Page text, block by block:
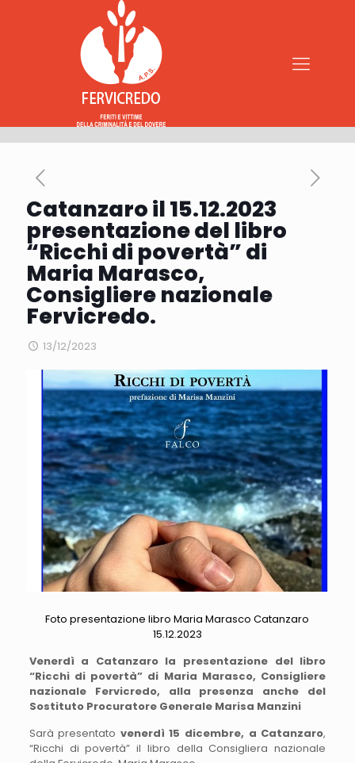
Catanzaro il 15.12.2023
presentazione del libro
“Ricchi di povertà” di
Maria Marasco,
Consigliere nazionale
Fervicredo.
13/12/2023
Foto presentazione libro Maria Marasco Catanzaro
15.12.2023
Venerdì a Catanzaro la presentazione del libro
“Ricchi di povertà” di Maria Marasco, Consigliere
nazionale Fervicredo, alla presenza anche del
Sostituto Procuratore Generale Marisa Manzini
Sarà presentato venerdì 15 dicembre, a Catanzaro,
“Ricchi di povertà” il libro della Consigliera nazionale